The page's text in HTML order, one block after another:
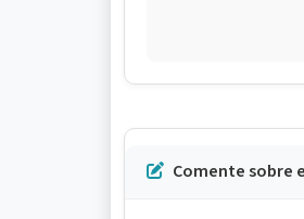
Comente sobre